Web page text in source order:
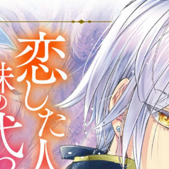
tazqimt_dltj:916.92.5.62:bbb.gnwnnsl.oi